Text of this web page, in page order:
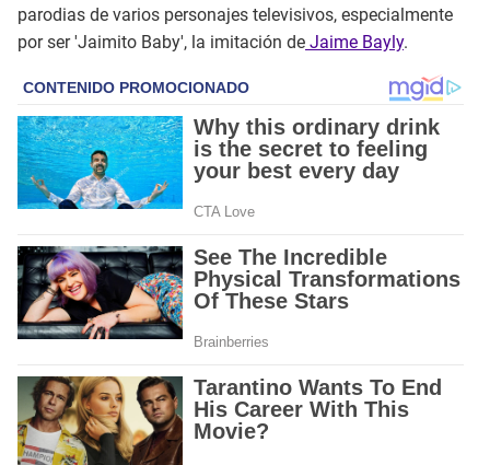
parodias de varios personajes televisivos, especialmente
por ser 'Jaimito Baby', la imitación de Jaime Bayly.